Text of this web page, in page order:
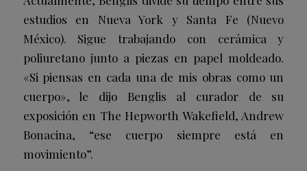
estudios en Nueva York y Santa Fe (Nuevo
México). Sigue trabajando con cerámica y
poliuretano junto a piezas en papel moldeado.
«Si piensas en cada una de mis obras como un
cuerpo», le dijo Benglis al curador de su
exposición en The Hepworth Wakefield, Andrew
Bonacina, “ese cuerpo siempre está en
movimiento”.